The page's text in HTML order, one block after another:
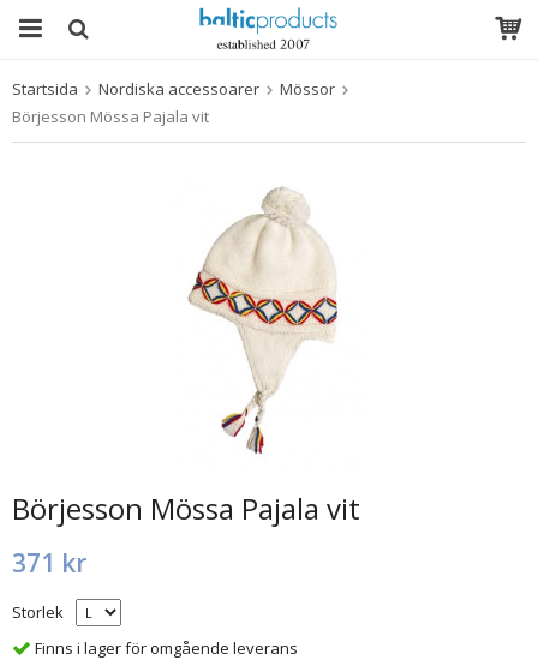
Produkten har blivit tillagd i varukorgen
Startsida Nordiska accessoarer
Mössor
Börjesson Mössa Pajala vit
Börjesson Mössa Pajala vit
371 kr
Storlek
Finns i lager för omgående leverans